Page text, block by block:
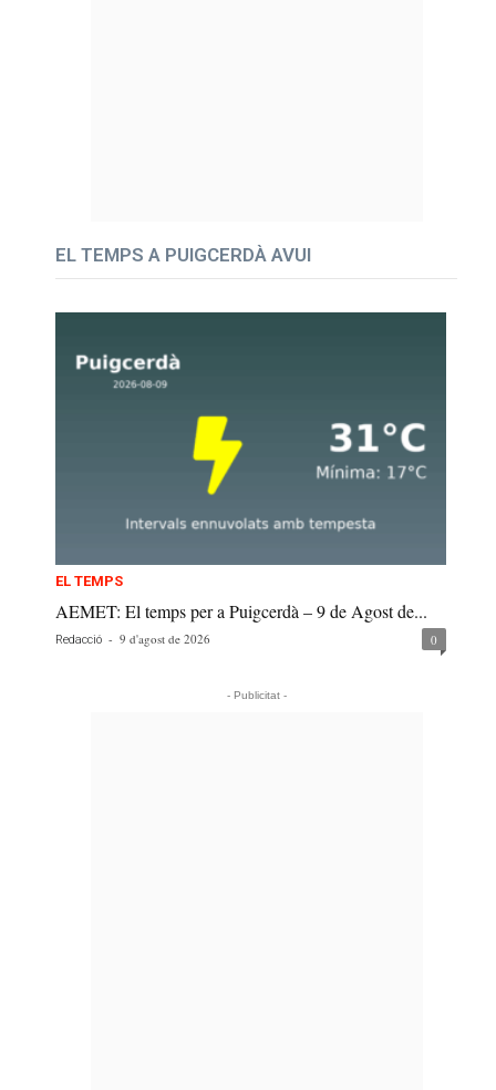
EL TEMPS A PUIGCERDÀ AVUI
EL TEMPS
AEMET: El temps per a Puigcerdà – 9 de Agost de...
Redacció - 9 d'agost de 2026 0
- Publicitat -